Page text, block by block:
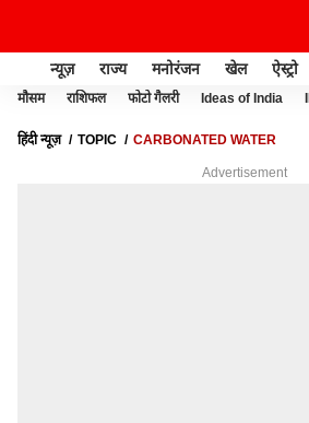
न्यूज़ राज्य मनोरंजन खेल ऐस्ट्रो
मौसम राशिफल फोटो गैलरी Ideas of India
हिंदी न्यूज़ TOPIC CARBONATED WATER
Advertisement